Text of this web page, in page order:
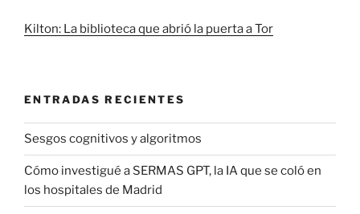
Kilton: La biblioteca que abrió la puerta a Tor
ENTRADAS RECIENTES
Sesgos cognitivos y algoritmos
Cómo investigué a SERMAS GPT, la IA que se coló en
los hospitales de Madrid